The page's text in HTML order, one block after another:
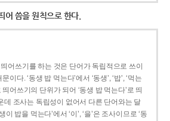
어 씀을 원칙으로 한다.
어쓰기를 하는 것은 단어가 독립적으로 쓰이
이다. ‘동생 밥 먹는다’에서 ‘동생’, ‘밥’, ‘먹는
어쓰기의 단위가 되어 ‘동생 밥 먹는다’로 띄
데 조사는 독립성이 없어서 다른 단어와는 달
이 밥을 먹는다’에서 ‘이’, ‘을’은 조사이므로 ‘동